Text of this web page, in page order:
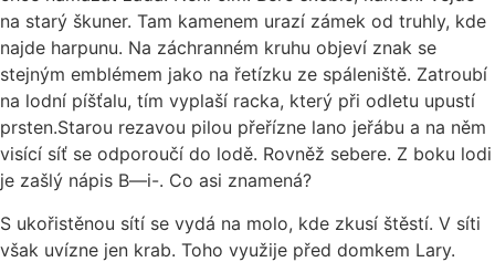
na starý škuner. Tam kamenem urazí zámek od truhly, kde
najde harpunu. Na záchranném kruhu objeví znak se
stejným emblémem jako na řetízku ze spáleniště. Zatroubí
na lodní píšťalu, tím vyplaší racka, který při odletu upustí
prsten.Starou rezavou pilou přeřízne lano jeřábu a na něm
visící síť se odporoučí do lodě. Rovněž sebere. Z boku lodi
je zašlý nápis B—i-. Co asi znamená?
S ukořistěnou sítí se vydá na molo, kde zkusí štěstí. V síti
však uvízne jen krab. Toho využije před domkem Lary.